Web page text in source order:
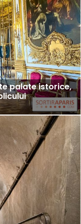
palate istorice,